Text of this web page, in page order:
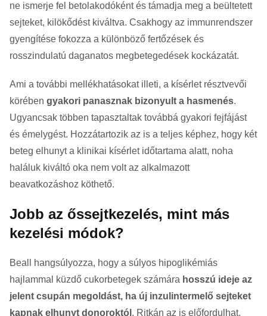
ne ismerje fel betolakodóként és támadja meg a beültetett
sejteket, kilökődést kiváltva. Csakhogy az immunrendszer
gyengítése fokozza a különböző fertőzések és
rosszindulatú daganatos megbetegedések kockázatát.
Ami a további mellékhatásokat illeti, a kísérlet résztvevői
körében gyakori panasznak bizonyult a hasmenés.
Ugyancsak többen tapasztaltak továbbá gyakori fejfájást
és émelygést. Hozzátartozik az is a teljes képhez, hogy két
beteg elhunyt a klinikai kísérlet időtartama alatt, noha
haláluk kiváltó oka nem volt az alkalmazott
beavatkozáshoz köthető.
Jobb az őssejtkezelés, mint más
kezelési módok?
Beall hangsúlyozza, hogy a súlyos hipoglikémiás
hajlammal küzdő cukorbetegek számára hosszú ideje az
jelent csupán megoldást, ha új inzulintermelő sejteket
kapnak elhunyt donoroktól . Ritkán az is előfordulhat,